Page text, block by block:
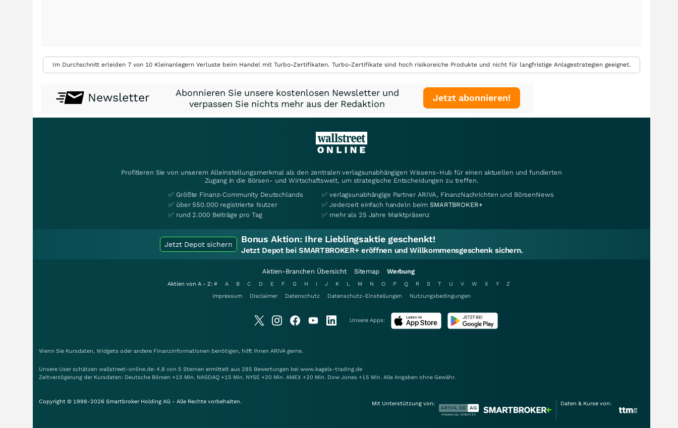
Im Durchschnitt erleiden 7 von 10 Kleinanlegern Verluste beim Handel mit Turbo-Zertifikaten. Turbo-Zertifikate sind hoch risikoreiche Produkte und nicht für langfristige Anlagestrategien geeignet.
Newsletter
Abonnieren Sie unsere kostenlosen Newsletter und
verpassen Sie nichts mehr aus der Redaktion
Jetzt abonnieren!
Profitieren Sie von unserem Alleinstellungsmerkmal als den zentralen verlagsunabhängigen Wissens-Hub für einen aktuellen und fundierten
Zugang in die Börsen- und Wirtschaftswelt, um strategische Entscheidungen zu treffen.
✅ Größte Finanz-Community Deutschlands
✅ über 550.000 registrierte Nutzer
✅ rund 2.000 Beiträge pro Tag
✅ verlagsunabhängige Partner ARIVA, FinanzNachrichten und BörsenNews
✅ Jederzeit einfach handeln beimSMARTBROKER+
✅ mehr als 25 Jahre Marktpräsenz
Jetzt Depot sichern Bonus Aktion: Ihre Lieblingsaktie geschenkt!
Jetzt Depot bei SMARTBROKER+ eröffnen und Willkommensgeschenk sichern.
Aktien-Branchen Übersicht Sitemap Werbung
Aktien von A - Z: # A B C D E F G H I J K L M N O P Q R S T U V W X Y
Z
Impressum
Disclaimer Datenschutz Datenschutz-Einstellungen Nutzungsbedingungen
Unsere Apps:
Wenn Sie Kursdaten, Widgets oder andere Finanzinformationen benötigen, hilft Ihnen ARIVA gerne.
Unsere User schätzen wallstreet-online.de: 4.8 von 5 Sternen ermittelt aus 285 Bewertungen bei www.kagels-trading.de
Zeitverzögerung der Kursdaten: Deutsche Börsen +15 Min. NASDAQ +15 Min. NYSE +20 Min. AMEX +20 Min. Dow Jones +15 Min. Alle Angaben ohne Gewähr.
Copyright © 1998-2026 Smartbroker Holding AG - Alle Rechte vorbehalten. Mit Unterstützung von: Daten & Kurse von: